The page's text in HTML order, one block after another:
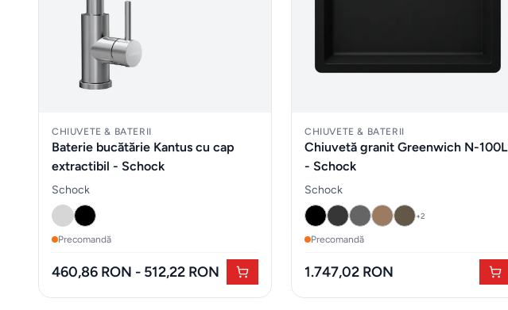
CHIUVETE & BATERII
Baterie bucătărie Kantus cu cap
extractibil - Schock
Schock
Precomandă
460,86 RON - 512,22 RON
CHIUVETE & BATERII
Chiuvetă granit Greenwich N-100L
- Schock
Schock
+2
Precomandă
1.747,02 RON